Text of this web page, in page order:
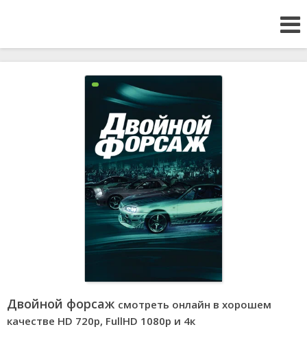
Двойной форсаж смотреть онлайн в хорошем
качестве HD 720p, FullHD 1080р и 4к